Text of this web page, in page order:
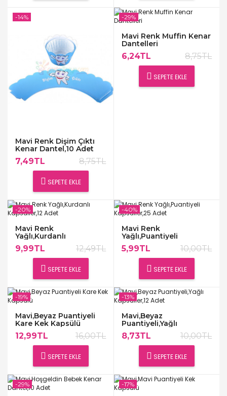
Mavi Renk Dişim Çıktı
Kenar Dantel,10 Adet
7,49TL 8,75TL
SEPETE EKLE
-14%
Mavi Renk Muffin Kenar
Dantelleri
6,24TL 8,75TL
SEPETE EKLE
-29%
Mavi Renk
Yağlı,Kurdanlı
Kapsüller,12 Adet
9,99TL 12,49TL
SEPETE EKLE
-20%
Mavi Renk
Yağlı,Puantiyeli
Kapsüller,25 Adet
5,99TL 10,00TL
SEPETE EKLE
-40%
Mavi,Beyaz Puantiyeli
Kare Kek Kapsülü
12,99TL 16,00TL
SEPETE EKLE
-19%
Mavi,Beyaz
Puantiyeli,Yağlı
Kapsüller,12 Adet
8,73TL 10,00TL
SEPETE EKLE
-13%
-29% -17%